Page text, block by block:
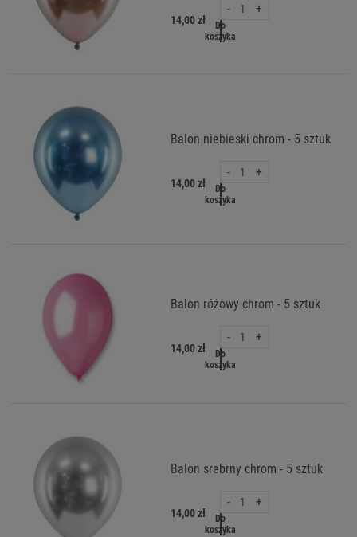
14,00 zł
- +
Do
koszyka
Balon niebieski chrom - 5 sztuk
14,00 zł
- +
Do
koszyka
Balon różowy chrom - 5 sztuk
14,00 zł
- +
Do
koszyka
Balon srebrny chrom - 5 sztuk
14,00 zł
- +
Do
koszyka